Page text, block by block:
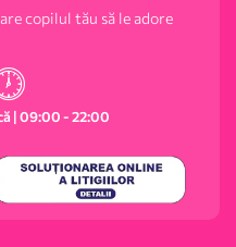
copilul tău să le adore
| 09:00 - 22:00